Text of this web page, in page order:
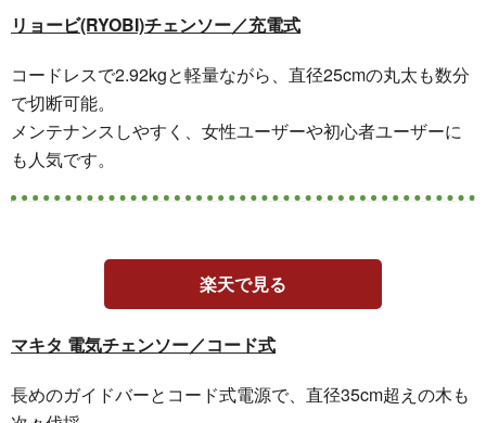
リョービ(RYOBI)チェンソー／充電式
コードレスで2.92kgと軽量ながら、直径25cmの丸太も数分
で切断可能。
メンテナンスしやすく、女性ユーザーや初心者ユーザーに
も人気です。
楽天で見る
マキタ 電気チェンソー／コード式
長めのガイドバーとコード式電源で、直径35cm超えの木も